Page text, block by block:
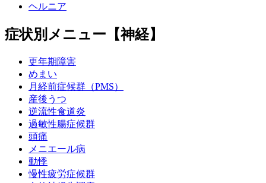
ヘルニア
症状別メニュー【神経】
更年期障害
めまい
月経前症候群（PMS）
産後うつ
逆流性食道炎
過敏性腸症候群
頭痛
メニエール病
動悸
慢性疲労症候群